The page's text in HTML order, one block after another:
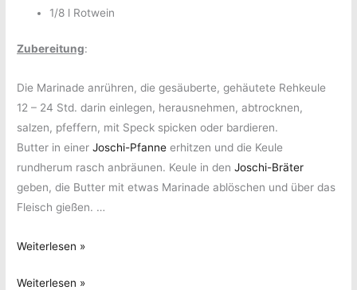
1/8 l Rotwein
Zubereitung:
Die Marinade anrühren, die gesäuberte, gehäutete Rehkeule
12 – 24 Std. darin einlegen, herausnehmen, abtrocknen,
salzen, pfeffern, mit Speck spicken oder bardieren.
Butter in einerJoschi-Pfanne erhitzen und die Keule
rundherum rasch anbräunen. Keule in denJoschi-Bräter
geben, die Butter mit etwas Marinade ablöschen und über das
Fleisch gießen. …
Joschis
Weiterlesen »
Joschis
Weiterlesen »